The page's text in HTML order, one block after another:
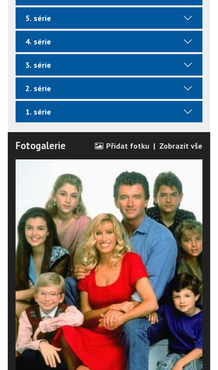
5. série
4. série
3. série
2. série
1. série
Fotogalerie Přidat fotku | Zobrazit vše